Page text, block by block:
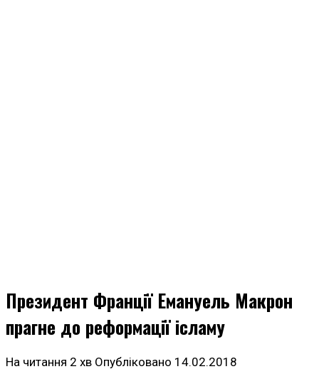
Президент Франції Емануель Макрон
прагне до реформації ісламу
На читання 2 хв Опубліковано 14.02.2018